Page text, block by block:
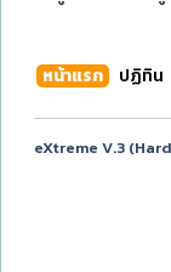
หน้าแรก ปฏิทิน
eXtreme V.3